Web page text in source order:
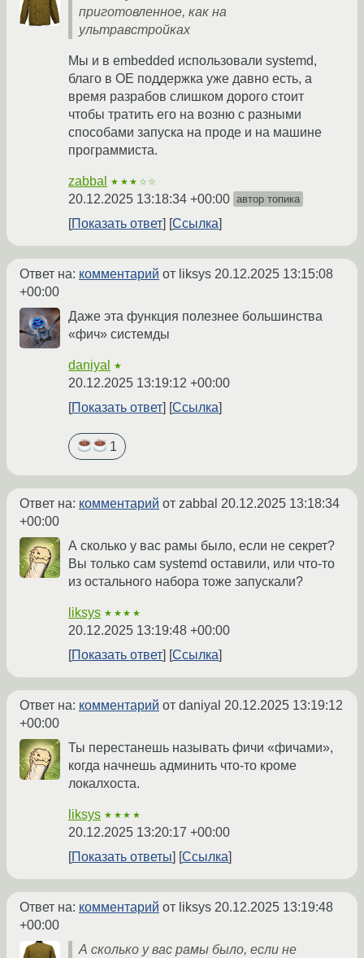
приготовленное, как на
ультравстройках
Мы и в embedded использовали systemd,
благо в ОЕ поддержка уже давно есть, а
время разрабов слишком дорого стоит
чтобы тратить его на возню с разными
способами запуска на проде и на машине
программиста.
zabbal ★★★☆☆
20.12.2025 13:18:34 +00:00 автор топика
Показать ответ Ссылка
Ответ на: комментарий от liksys 20.12.2025 13:15:08
+00:00
Даже эта функция полезнее большинства
«фич» системды
daniyal ★
20.12.2025 13:19:12 +00:00
Показать ответ
Ссылка
1
Ответ на: комментарий от zabbal 20.12.2025 13:18:34
+00:00
А сколько у вас рамы было, если не секрет?
Вы только сам systemd оставили, или что-то
из остального набора тоже запускали?
liksys ★★★★
20.12.2025 13:19:48 +00:00
Показать ответ
Ссылка
Ответ на: комментарий от daniyal 20.12.2025 13:19:12
+00:00
Ты перестанешь называть фичи «фичами»,
когда начнешь админить что-то кроме
локалхоста.
liksys ★★★★
20.12.2025 13:20:17 +00:00
Показать ответы
Ссылка
Ответ на: комментарий от liksys 20.12.2025 13:19:48
+00:00
А сколько у вас рамы было, если не